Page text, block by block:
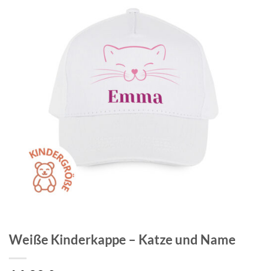
Weiße Kinderkappe – Katze und Name